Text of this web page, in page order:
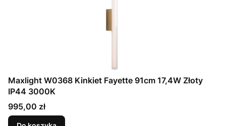
Maxlight W0368 Kinkiet Fayette 91cm 17,4W Złoty
IP44 3000K
Cena
995,00 zł